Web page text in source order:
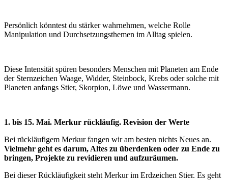
Persönlich könntest du stärker wahrnehmen, welche Rolle
Manipulation und Durchsetzungsthemen im Alltag spielen.
Diese Intensität spüren besonders Menschen mit Planeten am Ende
der Sternzeichen Waage, Widder, Steinbock, Krebs oder solche mit
Planeten anfangs Stier, Skorpion, Löwe und Wassermann.
1. bis 15. Mai. Merkur rückläufig. Revision der Werte
Bei rückläufigem Merkur fangen wir am besten nichts Neues an.
Vielmehr geht es darum, Altes zu überdenken oder zu Ende zu
bringen, Projekte zu revidieren und aufzuräumen.
Bei dieser Rückläufigkeit steht Merkur im Erdzeichen Stier. Es geht